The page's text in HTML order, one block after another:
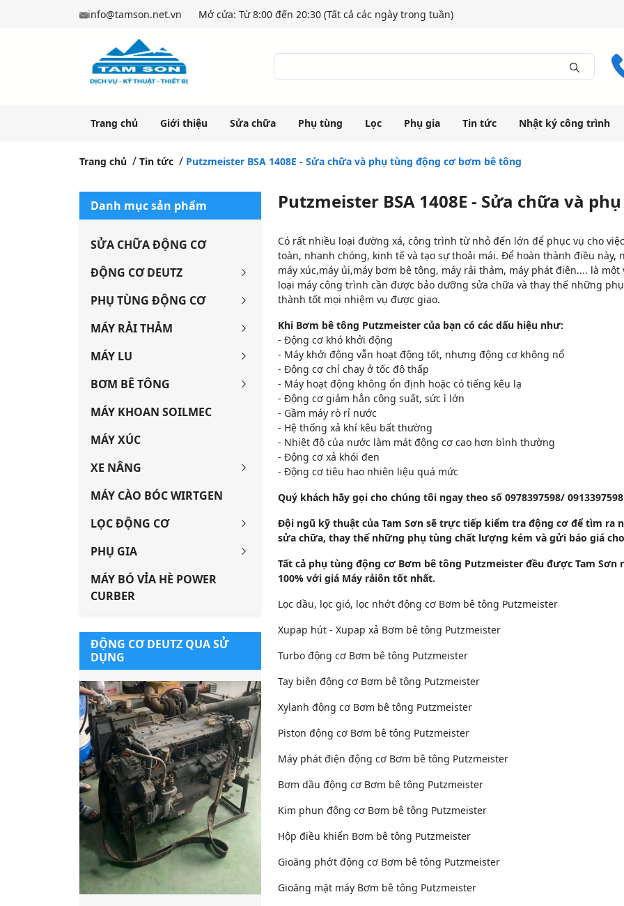
info@tamson.net.vn Mở cửa: Từ 8:00 đến 20:30 (Tất cả các ngày trong tuần)
Trang chủ Giới thiệu Sửa chữa Phụ tùng Lọc Phụ gia Tin tức Nhật ký công trình
Trang chủ Tin tức Putzmeister BSA 1408E - Sửa chữa và phụ tùng động cơ bơm bê tông
Danh mục sản phẩm
SỬA CHỮA ĐỘNG CƠ
ĐỘNG CƠ DEUTZ
PHỤ TÙNG ĐỘNG CƠ
MÁY RẢI THẢM
MÁY LU
BƠM BÊ TÔNG
MÁY KHOAN SOILMEC
MÁY XÚC
XE NÂNG
MÁY CÀO BÓC WIRTGEN
LỌC ĐỘNG CƠ
PHỤ GIA
MÁY BÓ VỈA HÈ POWER
CURBER
ĐỘNG CƠ DEUTZ QUA SỬ
DỤNG
Putzmeister BSA 1408E - Sửa chữa và
Có rất nhiều loại đường xá, công trình từ nhỏ đến lớn để phục vụ cho
toàn, nhanh chóng, kinh tế và tạo sự thoải mái. Để hoàn thành điều
máy xúc,máy ủi,máy bơm bê tông, máy rải thảm, máy phát điện.... là
loại máy công trình cần được bảo dưỡng sửa chữa và thay thế những
thành tốt mọi nhiệm vụ được giao.
Khi Bơm bê tông Putzmeister của bạn có các dấu hiệu như:
- Động cơ khó khởi động
- Máy khởi động vẫn hoạt động tốt, nhưng động cơ không nổ
- Động cơ chỉ chạy ở tốc độ thấp
- Máy hoạt động không ổn định hoặc có tiếng kêu lạ
- Động cơ giảm hẳn công suất, sức ì lớn
- Gầm máy rò rỉ nước
- Hệ thống xả khí kêu bất thường
- Nhiệt độ của nước làm mát động cơ cao hơn bình thường
- Động cơ xả khói đen
- Động cơ tiêu hao nhiên liệu quá mức
Quý khách hãy gọi cho chúng tôi ngay theo số 0978397598/
Đội ngũ kỹ thuật của Tam Sơn sẽ trực tiếp kiểm tra động cơ để tìm ra
sửa chữa, thay thế những phụ tùng chất lượng kém và gửi báo giá
Tất cả phụ tùng động cơ Bơm bê tông Putzmeister đều được Tam
100% với giá Máy rảiôn tốt nhất.
Lọc dầu, lọc gió, lọc nhớt động cơ Bơm bê tông Putzmeister
Xupap hút - Xupap xả Bơm bê tông Putzmeister
Turbo động cơ Bơm bê tông Putzmeister
Tay biên động cơ Bơm bê tông Putzmeister
Xylanh động cơ Bơm bê tông Putzmeister
Piston động cơ Bơm bê tông Putzmeister
Máy phát điện động cơ Bơm bê tông Putzmeister
Bơm dầu động cơ Bơm bê tông Putzmeister
Kim phun động cơ Bơm bê tông Putzmeister
Hộp điều khiển Bơm bê tông Putzmeister
Gioăng phớt động cơ Bơm bê tông Putzmeister
Gioăng mặt máy Bơm bê tông Putzmeister